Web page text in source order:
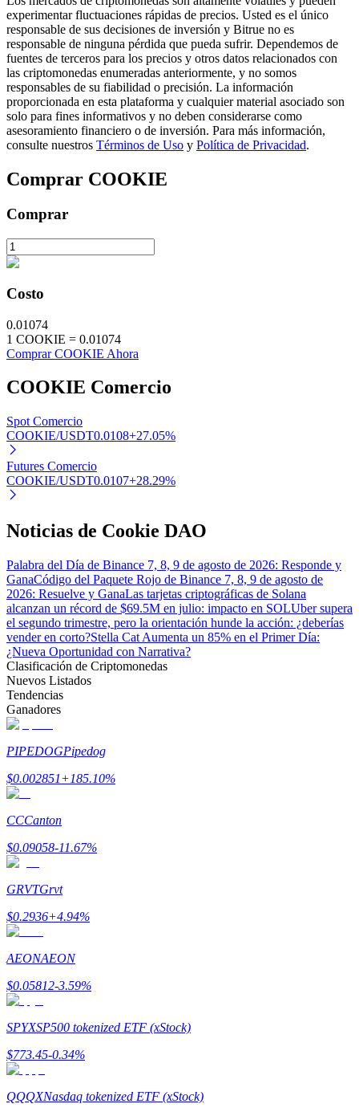
Inversión automática
Obtenga ganancias a largo plazo e intereses flexibles
Bitrue
AI
Bitrue Partners
Afiliados de Bitrue
¡Hasta un 65% de comisiones!
Referencia
Invita a un amigo para recibir recompensas en efectivo
Deposit CASHCAT & Win
Share 500000 CASHCAT prize pool
experimentar fluctuaciones rápidas de precios. Usted es el único
responsable de sus decisiones de inversión y Bitrue no es
responsable de ninguna pérdida que pueda sufrir. Dependemos de
fuentes de terceros para los precios y otros datos relacionados con
las criptomonedas enumeradas anteriormente, y no somos
responsables de su fiabilidad o precisión. La información
proporcionada en esta plataforma y cualquier material asociado son
solo para fines informativos y no deben considerarse como
asesoramiento financiero o de inversión. Para más información,
consulte nuestros Términos de Uso y Política de Privacidad.
Comprar COOKIE
Comprar
Costo
0.01074
1 COOKIE = 0.01074
Comprar COOKIE Ahora
COOKIE Comercio
Spot Comercio
COOKIE/USDT0.0108+27.05%
Futures Comercio
COOKIE/USDT0.0107+28.29%
Noticias de Cookie DAO
Palabra del Día de Binance 7, 8, 9 de agosto de 2026: Responde y
GanaCódigo del Paquete Rojo de Binance 7, 8, 9 de agosto de
2026: Resuelve y GanaLas tarjetas criptográficas de Solana
alcanzan un récord de $69.5M en julio: impacto en SOLUber supera
el segundo trimestre, pero la orientación hunde la acción: ¿deberías
vender en corto?Stella Cat Aumenta un 85% en el Primer Día:
¿Nueva Oportunidad con Narrativa?
Clasificación de Criptomonedas
Nuevos Listados
Tendencias
Ganadores
PIPEDOGPipedog
$0.002851+185.10%
CCCanton
$0.09058-11.67%
GRVTGrvt
$0.2936+4.94%
AEONAEON
$0.05812-3.59%
SPYXSP500 tokenized ETF (xStock)
$773.45-0.34%
QQQXNasdaq tokenized ETF (xStock)